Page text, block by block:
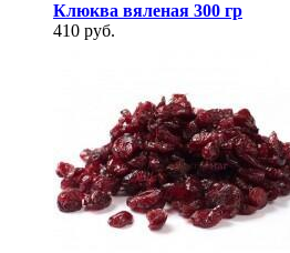
Клюква вяленая 300 гр
410 руб.